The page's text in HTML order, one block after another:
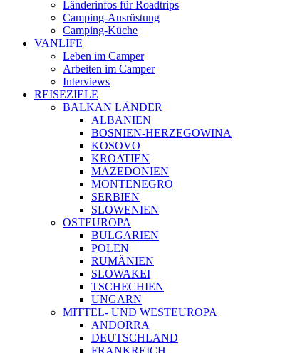
Länderinfos für Roadtrips
Camping-Ausrüstung
Camping-Küche
VANLIFE
Leben im Camper
Arbeiten im Camper
Interviews
REISEZIELE
BALKAN LÄNDER
ALBANIEN
BOSNIEN-HERZEGOWINA
KOSOVO
KROATIEN
MAZEDONIEN
MONTENEGRO
SERBIEN
SLOWENIEN
OSTEUROPA
BULGARIEN
POLEN
RUMÄNIEN
SLOWAKEI
TSCHECHIEN
UNGARN
MITTEL- UND WESTEUROPA
ANDORRA
DEUTSCHLAND
FRANKREICH